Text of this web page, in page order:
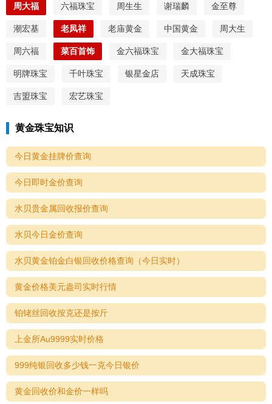
周大福 六福珠宝 周生生 谢瑞麟 金至尊
潮宏基 老凤祥 老庙黄金 中国黄金 周大生
周六福 菜百首饰 金六福珠宝 金大福珠宝
明牌珠宝 千叶珠宝 银星金店 天成珠宝
吉盟珠宝 宏艺珠宝
黄金珠宝知识
今日黄金挂牌价查询
今日即时金价查询
水贝贵金属回收报价查询
水贝今日金价查询
水贝黄金铂金白银回收价格查询（今日实时）
黄金价格美元盎司实时行情
铂铑丝回收按克还是按斤
上金所Au9999实时价格
999纯银回收多少钱一克今日银价
黄金回收价和金价一样吗